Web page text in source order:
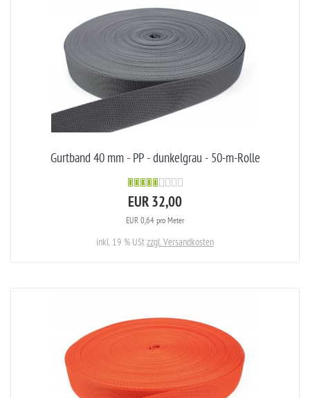
Gurtband 40 mm - PP - dunkelgrau - 50-m-Rolle
EUR 32,00
EUR 0,64 pro Meter
inkl. 19 % UStzzgl. Versandkosten